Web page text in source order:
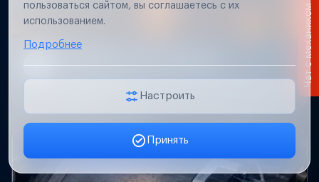
Проверим проводку и разъемы, восстановим
освещение прицепа.
пользоваться сайтом, вы соглашаетесь с их
использованием.
Подробнее
Настроить
Принять
Заявка онлайн
Чат с механиком